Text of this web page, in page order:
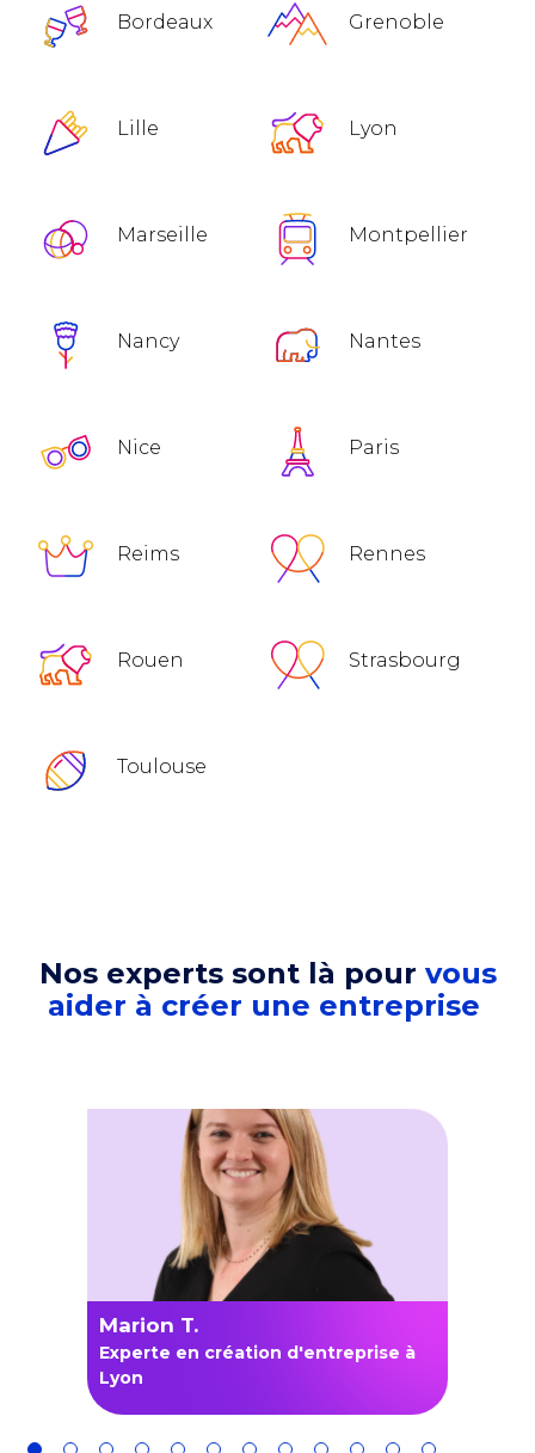
Bordeaux Grenoble
Lille Lyon
Marseille Montpellier
Nancy Nantes
Nice Paris
Reims Rennes
Rouen Strasbourg
Toulouse
Nos experts sont là pour vous
aider à créer une entreprise
Marion T.
Experte en création d'entreprise à
Lyon